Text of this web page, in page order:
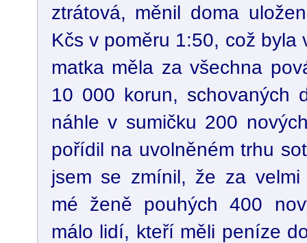
ztrátová, měnil doma
Kčs v poměru 1:50, což byla
matka měla za všechna
10 000 korun, schovaných
náhle v sumičku 200
pořídil na uvolněném trhu
jsem se zmínil, že za
mé ženě pouhých 400
málo lidí, kteří měli peníze